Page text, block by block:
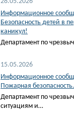
Информационное
Безопасность детей в
каникул!
Департамент по
15.05.2026
Информационное
Пожарная
Департамент по
ситуациям и…